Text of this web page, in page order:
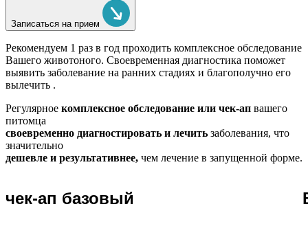
Записаться на прием
Рекомендуем 1 раз в год проходить комплексное обследование
Вашего животоного. Своевременная диагностика поможет
выявить заболевание на ранних стадиях и благополучно его
вылечить .
Регулярное комплексное обследование или чек-ап вашего
питомца
своевременно диагностировать и лечить заболевания, что
значительно
дешевле и результативнее, чем лечение в запущенной форме.
чек-ап базовый